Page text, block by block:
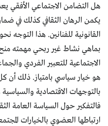
هل التضامن الاجتماعي الأفقي
يكمن الرهان الثقافي كذلك في
القانونية للفنانين. هذا التوجه
بماهي نشاط غير ربحي مهمته منح
الاجتماعية للتعبير الفردي
هو خيار سياسي بامتياز. ذلك أن
بالتوجهات الاقتصادية
فالتفكير حول السياسة العامة
ارتباطها العضوي بالخيارات